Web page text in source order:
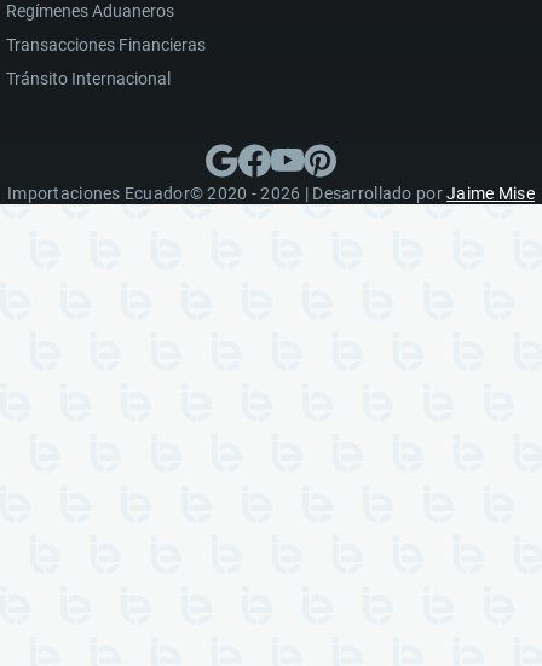
Regímenes Aduaneros
Transacciones Financieras
Tránsito Internacional
Importaciones Ecuador© 2020 - 2026 | Desarrollado porJaime Mise